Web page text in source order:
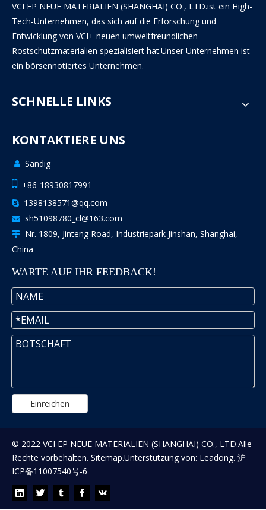
VCI EP NEUE MATERIALIEN (SHANGHAI) CO., LTD.ist ein High-
Tech-Unternehmen, das sich auf die Erforschung und
Entwicklung von VCI+ neuen umweltfreundlichen
Rostschutzmaterialien spezialisiert hat.Unser Unternehmen ist
ein börsennotiertes Unternehmen.
SCHNELLE LINKS
KONTAKTIERE UNS
 Sandig
+86-18930817991
 1398138571@qq.com
 sh51098780_cl@163.com

Nr. 1809, Jinteng Road, Industriepark Jinshan, Shanghai,
China
WARTE AUF IHR FEEDBACK!
Einreichen
© 2022 VCI EP NEUE MATERIALIEN (SHANGHAI) CO., LTD.Alle
Rechte vorbehalten. Sitemap.Unterstützung von: Leadong. 沪
ICP备11007540号-6